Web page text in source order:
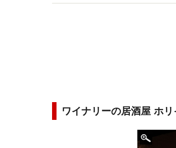
ワイナリーの居酒屋 ホリ